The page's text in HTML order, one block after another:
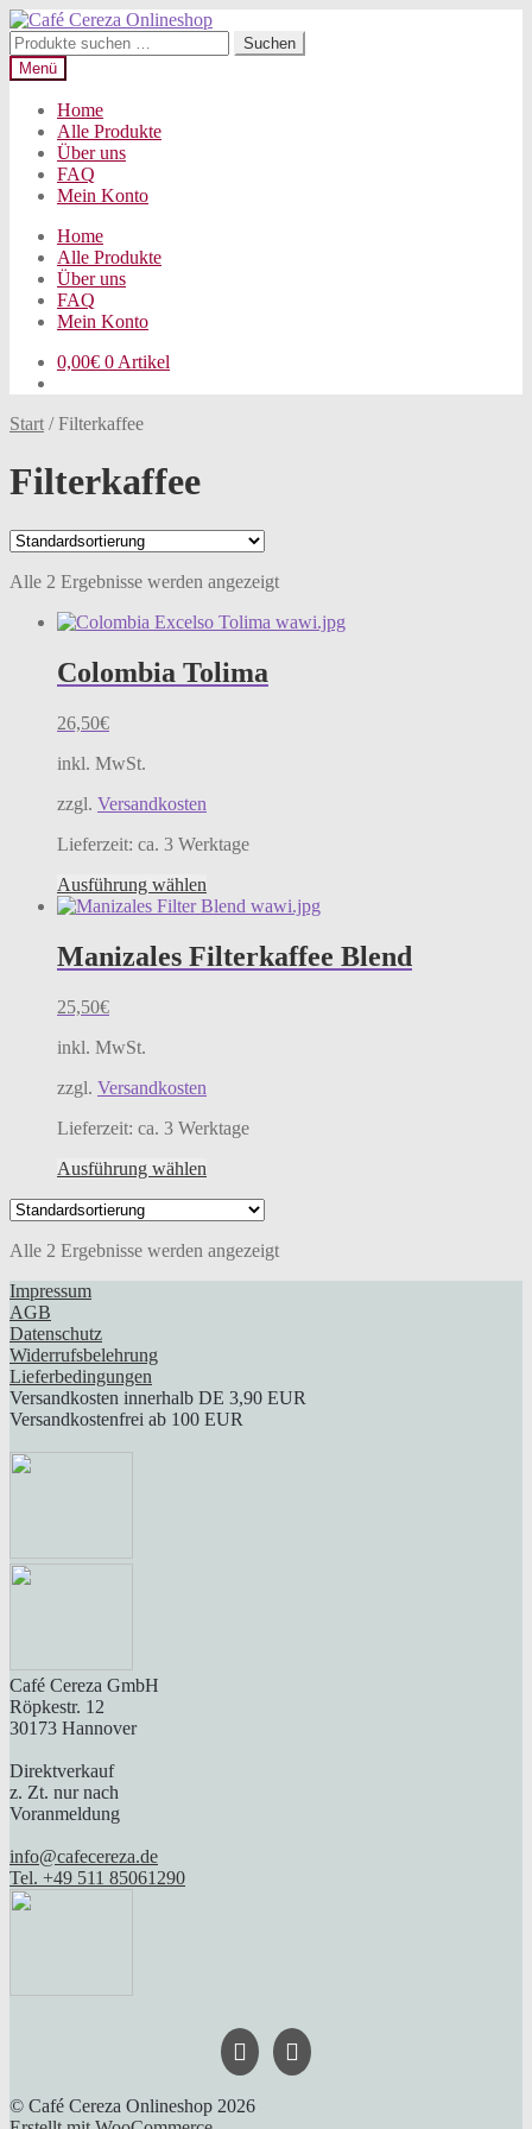
Zur
Navigation
springen
Zum
Inhalt
springen
Suchen
nach:
Suchen
Menü
Home
Alle Produkte
Über uns
FAQ
Mein Konto
Home
Alle Produkte
Über uns
FAQ
Mein Konto
0,00€ 0 Artikel
Start /Filterkaffee
Filterkaffee
Alle 2 Ergebnisse werden angezeigt
Colombia Tolima
26,50€
inkl. MwSt.
zzgl. Versandkosten
Lieferzeit: ca. 3 Werktage
Ausführung wählen
Produkt
mehrere
Varianten
der
Produktseite
gewählt
Manizales Filterkaffee Blend
25,50€
inkl. MwSt.
zzgl. Versandkosten
Lieferzeit: ca. 3 Werktage
Ausführung wählen
Varianten
Produktseite
gewählt
Alle 2 Ergebnisse werden angezeigt
Impressum
AGB
Datenschutz
Widerrufsbelehrung
Lieferbedingungen
Versandkosten innerhalb DE 3,90 EUR
Versandkostenfrei ab 100 EUR
Café Cereza GmbH
Röpkestr. 12
30173 Hannover
Direktverkauf
z. Zt. nur nach
Voranmeldung
info@cafecereza.de
Tel. +49 511 85061290
© Café Cereza Onlineshop 2026